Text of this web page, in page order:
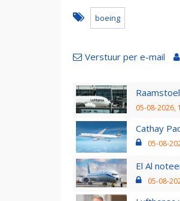
boeing
Verstuur per e-mail
05-08-2026,
Cathay
05-08-
El Al
05-08-